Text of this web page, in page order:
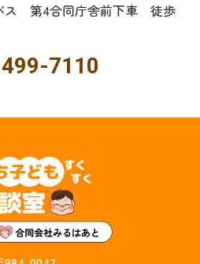
ス 第4合同庁舎前下車 徒歩
7110